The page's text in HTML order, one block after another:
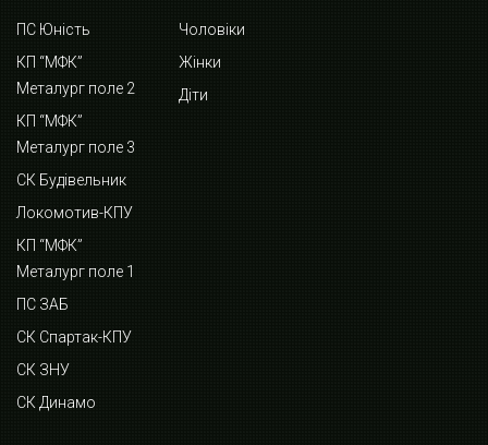
ПС Юність
КП “МФК”
Металург поле 2
КП “МФК”
Металург поле 3
СК Будівельник
Локомотив-КПУ
КП “МФК”
Металург поле 1
ПС ЗАБ
СК Спартак-КПУ
СК ЗНУ
СК Динамо
Чоловіки
Жінки
Діти